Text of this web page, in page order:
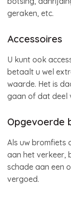
geraken, etc.
Accessoires
U kunt ook
betaalt u wel
waarde. Het is
gaan of dat deel
Opgevoerde
Als uw bromfiets
aan het verkeer,
schade aan een
vergoed.